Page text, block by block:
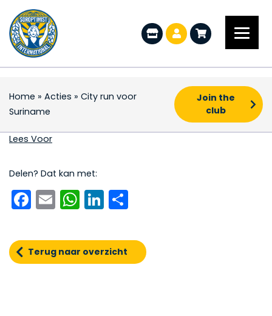
Home » Acties » City run voor
Suriname
Join the
club
City run voor
Lees Voor
Delen? Dat kan met:
Facebook
EmailWhatsApp
LinkedIn
Terug naar overzicht